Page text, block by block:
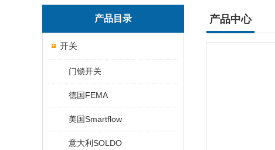
产品目录
开关
门锁开关
德国FEMA
美国Smartflow
意大利SOLDO
产品中心